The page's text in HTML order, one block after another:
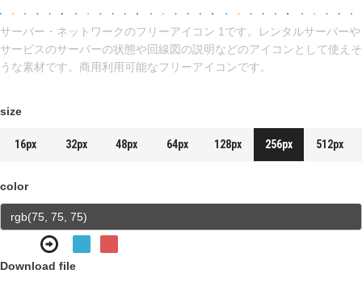
サーバー・ネットワークのフリーアイコン 1です。レンタルサーバーや
サービスのサーバーの状態や回線図の説明などのアイコンとして使えそ
うな素材です。商用利用可能なフリーアイコンです。
size
16px 32px 48px 64px 128px 256px 512px
color
Download file